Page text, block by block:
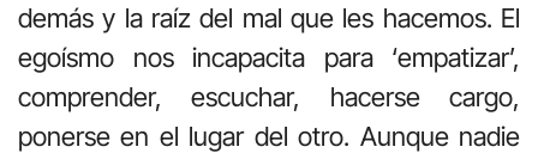
demás y la raíz del mal que les hacemos. El
egoísmo nos incapacita para ‘empatizar’,
comprender, escuchar, hacerse cargo,
ponerse en el lugar del otro. Aunque nadie